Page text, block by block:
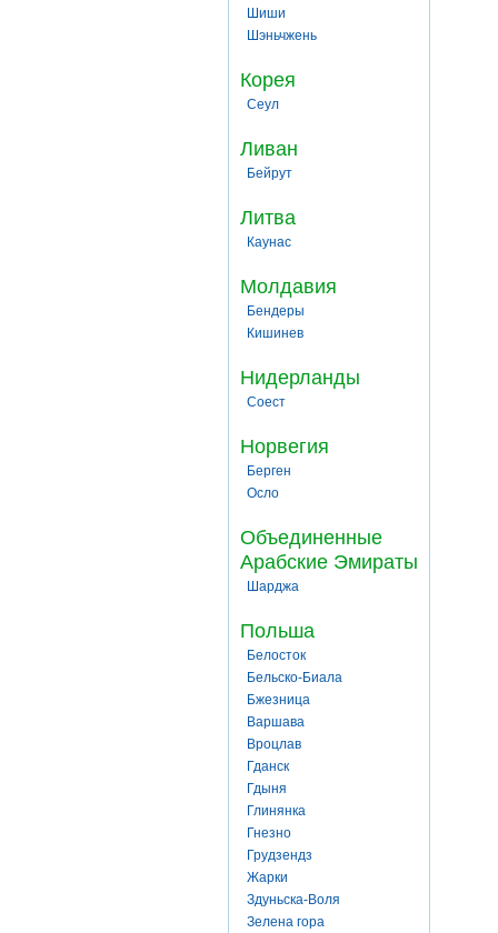
Шиши
Шэньчжень
Корея
Сеул
Ливан
Бейрут
Литва
Каунас
Молдавия
Бендеры
Кишинев
Нидерланды
Соест
Норвегия
Берген
Осло
Объединенные
Арабские Эмираты
Шарджа
Польша
Белосток
Бельско-Биала
Бжезница
Варшава
Вроцлав
Гданск
Гдыня
Глинянка
Гнезно
Грудзендз
Жарки
Здуньска-Воля
Зелена гора